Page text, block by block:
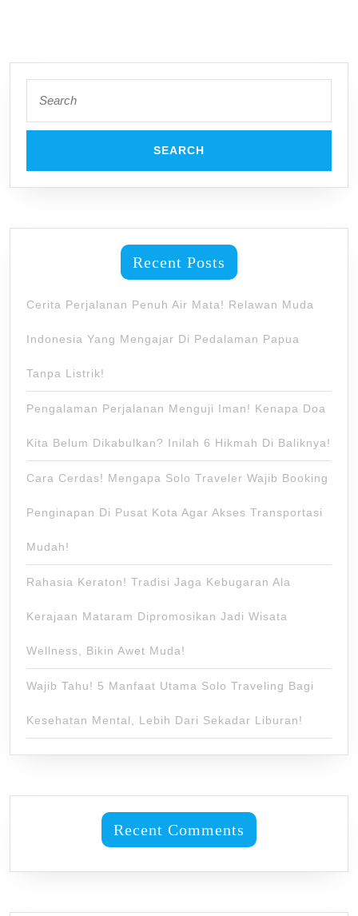
for:
Recent Posts
Cerita Perjalanan Penuh Air Mata! Relawan Muda
Indonesia Yang Mengajar Di Pedalaman Papua
Tanpa Listrik!
Pengalaman Perjalanan Menguji Iman! Kenapa Doa
Kita Belum Dikabulkan? Inilah 6 Hikmah Di Baliknya!
Cara Cerdas! Mengapa Solo Traveler Wajib Booking
Penginapan Di Pusat Kota Agar Akses Transportasi
Mudah!
Rahasia Keraton! Tradisi Jaga Kebugaran Ala
Kerajaan Mataram Dipromosikan Jadi Wisata
Wellness, Bikin Awet Muda!
Wajib Tahu! 5 Manfaat Utama Solo Traveling Bagi
Kesehatan Mental, Lebih Dari Sekadar Liburan!
Recent Comments